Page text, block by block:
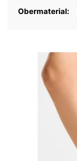
Obermaterial: